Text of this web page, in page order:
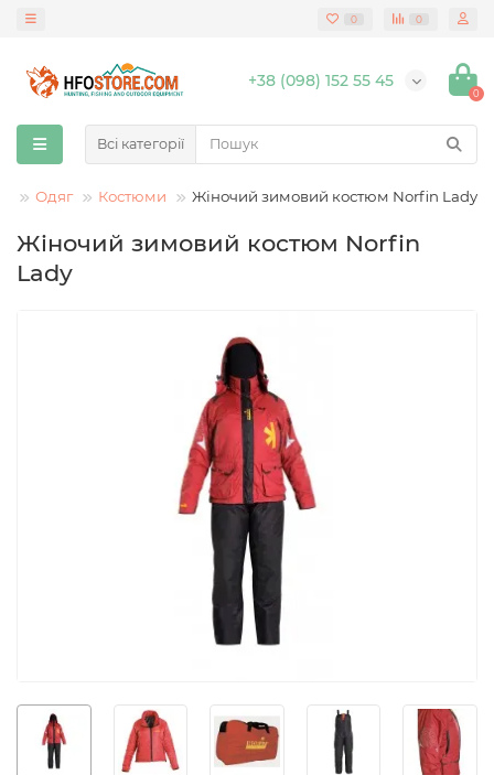
0 0
+38 (098) 152 55 45
0
Всі категорії
Одяг Костюми Жіночий зимовий костюм Norfin Lady
Жіночий зимовий костюм Norfin
Lady